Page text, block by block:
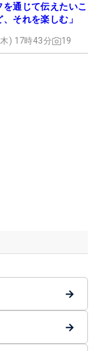
通じて伝えたいこ
それを楽しむ」
) 17時43分 19
→
→